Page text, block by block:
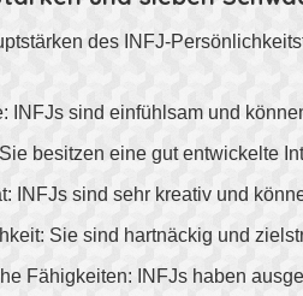
des INFJ-
INFJs sind einfühlsam und
Sie besitzen eine gut entwickelte
INFJs sind sehr kreativ und
Sie sind hartnäckig und
Fähigkeiten: INFJs haben